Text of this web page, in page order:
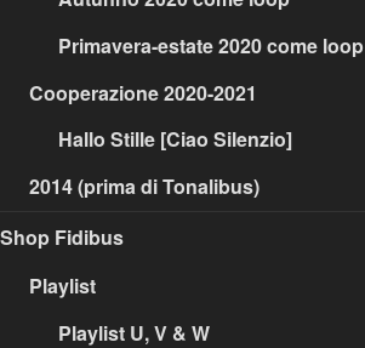
Primavera-estate 2020 come loop
Cooperazione 2020-2021
Hallo Stille [Ciao Silenzio]
2014 (prima di Tonalibus)
Shop Fidibus
Playlist
Playlist U, V & W